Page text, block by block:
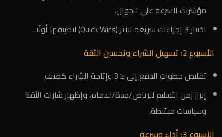
مؤشرات السرعة على الجوال.
اختيار 3 إجراءات سريعة الأثر (Quick Wins) لتطبيقها أولًا.
الأسبوع 2: تسهيل الشراء وتحسين الثقة
تقليص خطوات الدفع إلى ≤ 3 وإتاحة الشراء كضيف.
إبراز زمن التسليم للرياض/جدة/الدمام، وإظهار شارات الثقة
وسياسات مبسّطة.
الأسبوع 3: أداء وسرعة